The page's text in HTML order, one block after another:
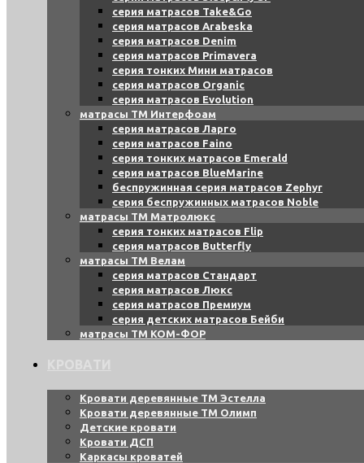
серия матрасов Take&Go
серия матрасов Arabeska
серия матрасов Denim
серия матрасов Primavera
серия тонких Мини матрасов
серия матрасов Organic
серия матрасов Evolution
матрасы ТМ Интерфоам
серия матрасов Ларго
серия матрасов Faino
серия тонких матрасов Emerald
серия матрасов BlueMarine
беспружинная серия матрасов Zephyr
серия беспружинных матрасов Noble
матрасы ТМ Матролюкс
серия тонких матрасов Flip
серия матрасов Butterfly
матрасы ТМ Велам
серия матрасов Стандарт
серия матрасов Люкс
серия матрасов Премиум
серия детских матрасов Бейби
матрасы ТМ КОМ-ФОР
Кровати деревянные ТМ Эстелла
Кровати деревянные ТМ Олимп
Детские кровати
Кровати ДСП
Каркасы кроватей